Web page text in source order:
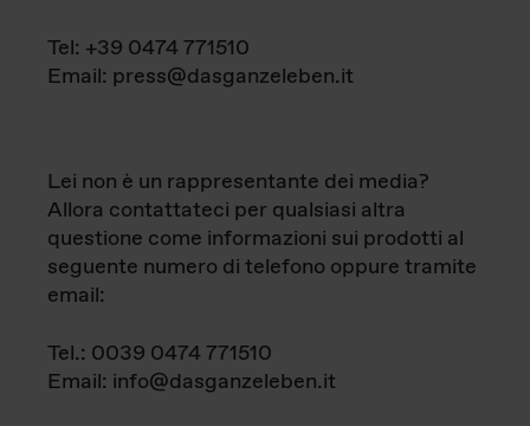
Tel: +39 0474 771510
Email: press@dasganzeleben.it
Lei non è un rappresentante dei media?
Allora contattateci per qualsiasi altra
questione come informazioni sui prodotti al
seguente numero di telefono oppure tramite
email:
Tel.: 0039 0474 771510
Email: info@dasganzeleben.it